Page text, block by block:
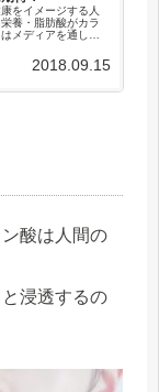
をイメージする人
養・脂肪酸がカラ
メディアを通して
類があり「どれを
うわけ...2018.09.15
酸は人間の
浸透するの